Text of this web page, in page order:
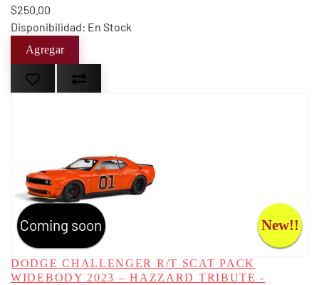
$250.00
Disponibilidad: En Stock
Coming soon New!!
DODGE CHALLENGER R/T SCAT PACK
WIDEBODY 2023 – HAZZARD TRIBUTE -